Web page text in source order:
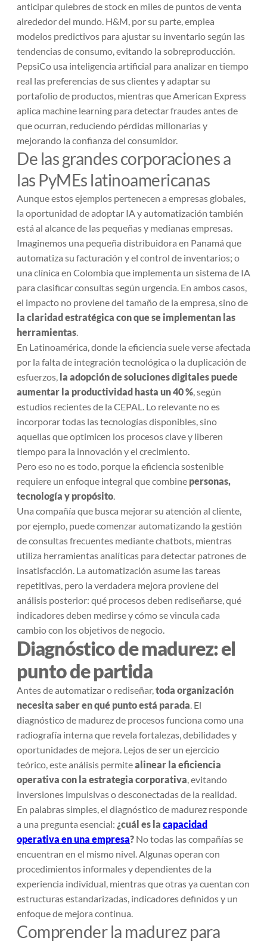
anticipar quiebres de stock en miles de puntos de venta
alrededor del mundo. H&M, por su parte, emplea
modelos predictivos para ajustar su inventario según las
tendencias de consumo, evitando la sobreproducción.
PepsiCo usa inteligencia artificial para analizar en tiempo
real las preferencias de sus clientes y adaptar su
portafolio de productos, mientras que American Express
aplica machine learning para detectar fraudes antes de
que ocurran, reduciendo pérdidas millonarias y
mejorando la confianza del consumidor.
De las grandes corporaciones a
las PyMEs latinoamericanas
Aunque estos ejemplos pertenecen a empresas globales,
la oportunidad de adoptar IA y automatización también
está al alcance de las pequeñas y medianas empresas.
Imaginemos una pequeña distribuidora en Panamá que
automatiza su facturación y el control de inventarios; o
una clínica en Colombia que implementa un sistema de IA
para clasificar consultas según urgencia. En ambos casos,
el impacto no proviene del tamaño de la empresa, sino de
la claridad estratégica con que se implementan las
herramientas.
En Latinoamérica, donde la eficiencia suele verse afectada
por la falta de integración tecnológica o la duplicación de
esfuerzos, la adopción de soluciones digitales puede
aumentar la productividad hasta un 40 %, según
estudios recientes de la CEPAL. Lo relevante no es
incorporar todas las tecnologías disponibles, sino
aquellas que optimicen los procesos clave y liberen
tiempo para la innovación y el crecimiento.
Pero eso no es todo, porque la eficiencia sostenible
requiere un enfoque integral que combine personas,
tecnología y propósito.
Una compañía que busca mejorar su atención al cliente,
por ejemplo, puede comenzar automatizando la gestión
de consultas frecuentes mediante chatbots, mientras
utiliza herramientas analíticas para detectar patrones de
insatisfacción. La automatización asume las tareas
repetitivas, pero la verdadera mejora proviene del
análisis posterior: qué procesos deben rediseñarse, qué
indicadores deben medirse y cómo se vincula cada
cambio con los objetivos de negocio.
Diagnóstico de madurez: el
punto de partida
Antes de automatizar o rediseñar,toda organización
necesita saber en qué punto está parada. El
diagnóstico de madurez de procesos funciona como una
radiografía interna que revela fortalezas, debilidades y
oportunidades de mejora. Lejos de ser un ejercicio
teórico, este análisis permitealinear la eficiencia
operativa con la estrategia corporativa, evitando
inversiones impulsivas o desconectadas de la realidad.
En palabras simples, el diagnóstico de madurez responde
a una pregunta esencial: ¿cuál es la capacidad
operativa en una empresa? No todas las compañías se
encuentran en el mismo nivel. Algunas operan con
procedimientos informales y dependientes de la
experiencia individual, mientras que otras ya cuentan con
estructuras estandarizadas, indicadores definidos y un
enfoque de mejora continua.
Comprender la madurez para